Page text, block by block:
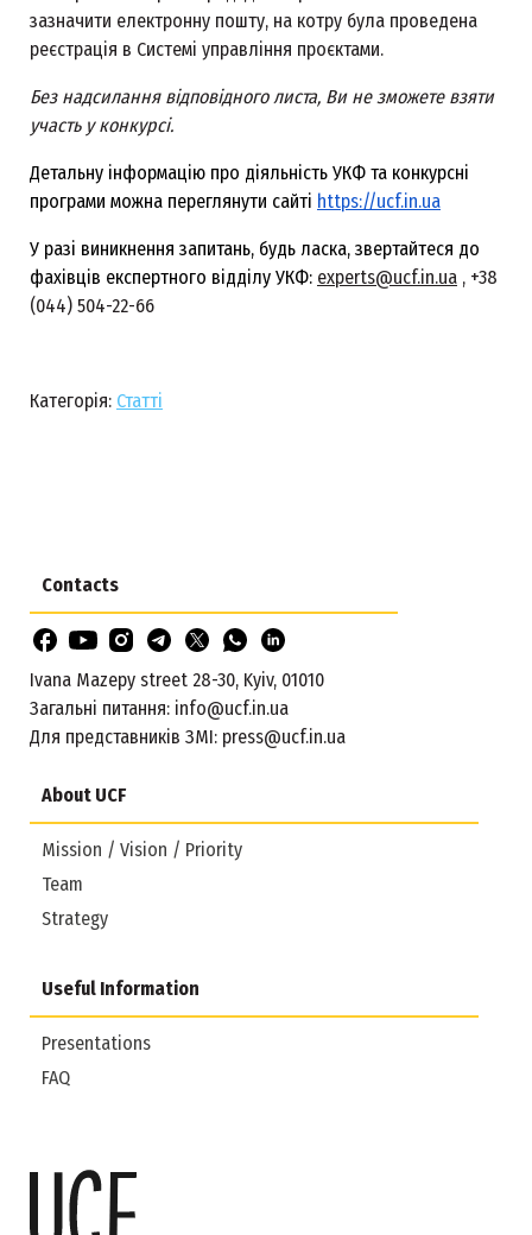
зазначити електронну пошту, на котру була проведена
реєстрація в Системі управління проєктами.
Без надсилання відповідного листа, Ви не зможете взяти
участь у конкурсі.
Детальну інформацію про діяльність УКФ та конкурсні
програми можна переглянути сайті https://ucf.in.ua
У разі виникнення запитань, будь ласка, звертайтеся до
фахівців експертного відділу УКФ: experts@ucf.in.ua , +38
(044) 504-22-66
Категорія: Статті
About UCF
Mission / Vision / Priority
Team
Strategy
Useful Information
Presentations
FAQ
Contacts
Ivana Mazepy street 28-30, Kyiv, 01010
Загальні питання: info@ucf.in.ua
Для представників ЗМІ: press@ucf.in.ua